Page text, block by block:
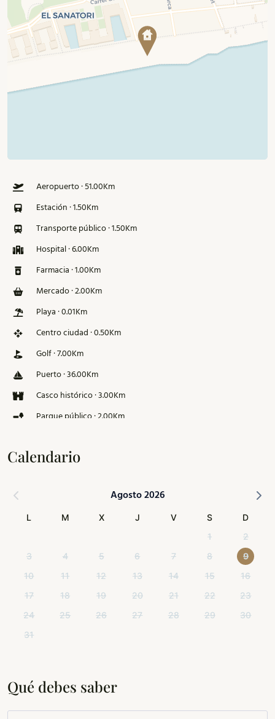
Aeropuerto · 51.00Km
Estación · 1.50Km
Transporte público · 1.50Km
Hospital · 6.00Km
Farmacia · 1.00Km
Mercado · 2.00Km
Playa · 0.01Km
Centro ciudad · 0.50Km
Golf · 7.00Km
Puerto · 36.00Km
Casco histórico · 3.00Km
Parque público · 2.00Km
Calendario
Agosto 2026
L M X J V S
D
1
2
3
4 5 6 7 8
9
10
11 12 13 14 15
16
17
18 19 20 21 22
23
24
25 26 27 28 29
30
31
Qué debes saber